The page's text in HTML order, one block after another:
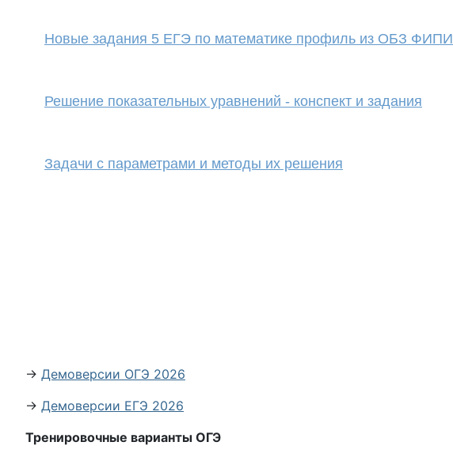
Новые задания 5 ЕГЭ по математике профиль из ОБЗ ФИПИ
Решение показательных уравнений - конспект и задания
Задачи с параметрами и методы их решения
→ Демоверсии ОГЭ 2026
→ Демоверсии ЕГЭ 2026
Тренировочные варианты ОГЭ